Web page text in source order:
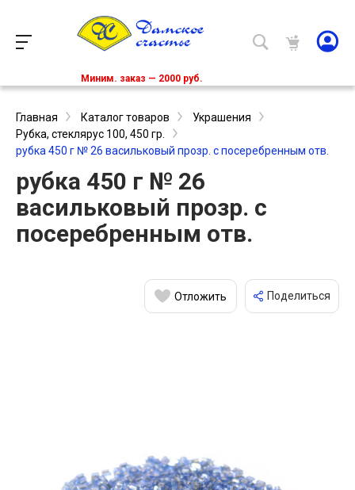
Миним. заказ — 2000 руб.
Главная Каталог товаров
Украшения
Рубка, стеклярус 100, 450 гр.
рубка 450 г № 26 васильковый прозр. с посеребренным отв.
рубка 450 г № 26
васильковый прозр. с
посеребренным отв.
Отложить Поделиться